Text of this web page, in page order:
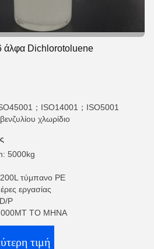
άλφα Dichlorotoluene
；ISO14001；ISO5001
χλωρίδιο
5000kg
200L τύμπανο PE
εργασίας
P
ΤΟ ΜΗΝΑ
τιμή